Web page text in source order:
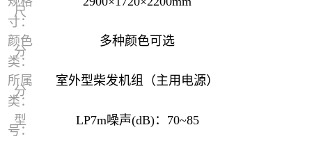
尺
寸：
颜色
分
类：
多种颜色可选
所属
分
类：
室外型柴发机组（主用电源）
型
号：
LP7m噪声(dB)：70~85